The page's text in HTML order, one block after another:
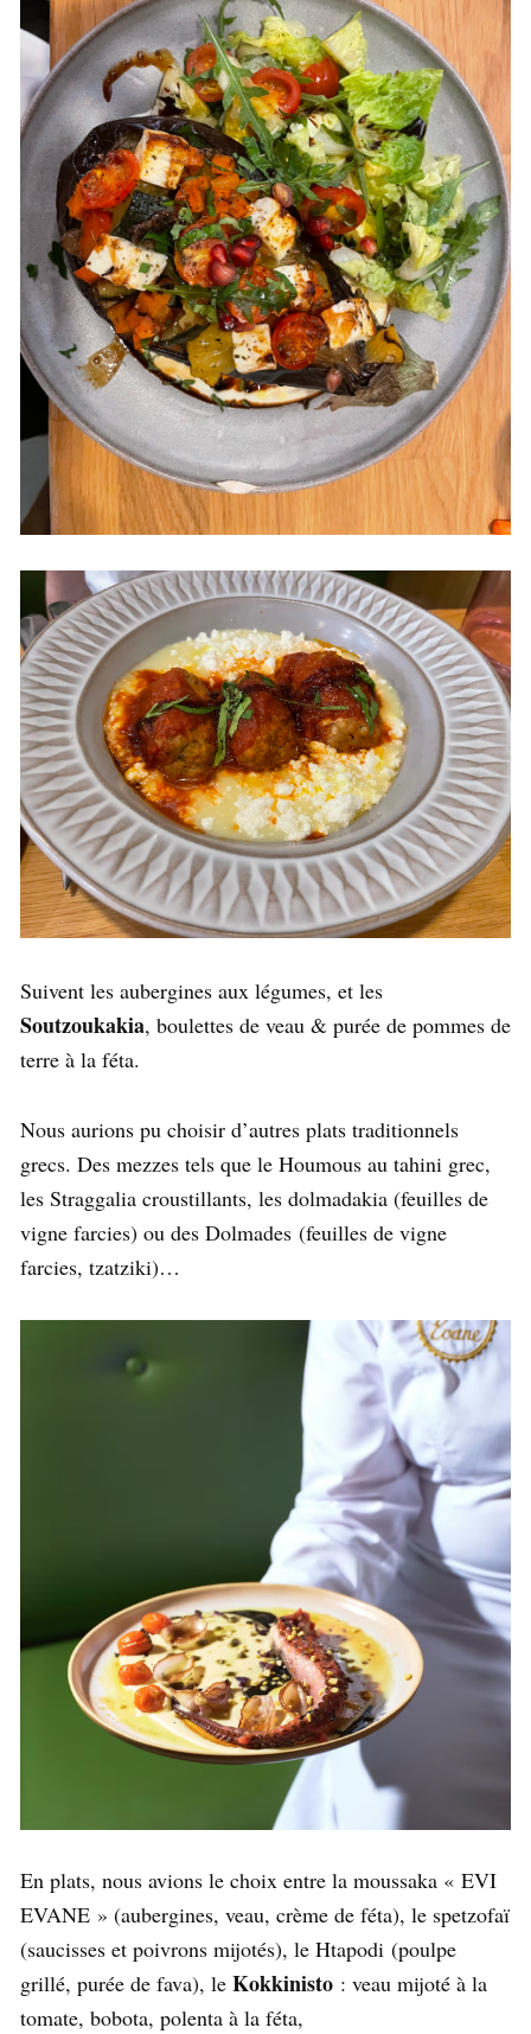
Suivent les aubergines aux légumes, et les
Soutzoukakia, boulettes de veau & purée de pommes de
terre à la féta.
Nous aurions pu choisir d’autres plats traditionnels
grecs. Des mezzes tels que le Houmous au tahini grec,
les Straggalia croustillants, les dolmadakia (feuilles de
vigne farcies) ou des Dolmades (feuilles de vigne
farcies, tzatziki)…
En plats, nous avions le choix entre la moussaka « EVI
EVANE » (aubergines, veau, crème de féta), le spetzofaï
(saucisses et poivrons mijotés), le Htapodi (poulpe
grillé, purée de fava), le Kokkinisto : veau mijoté à la
tomate, bobota, polenta à la féta,